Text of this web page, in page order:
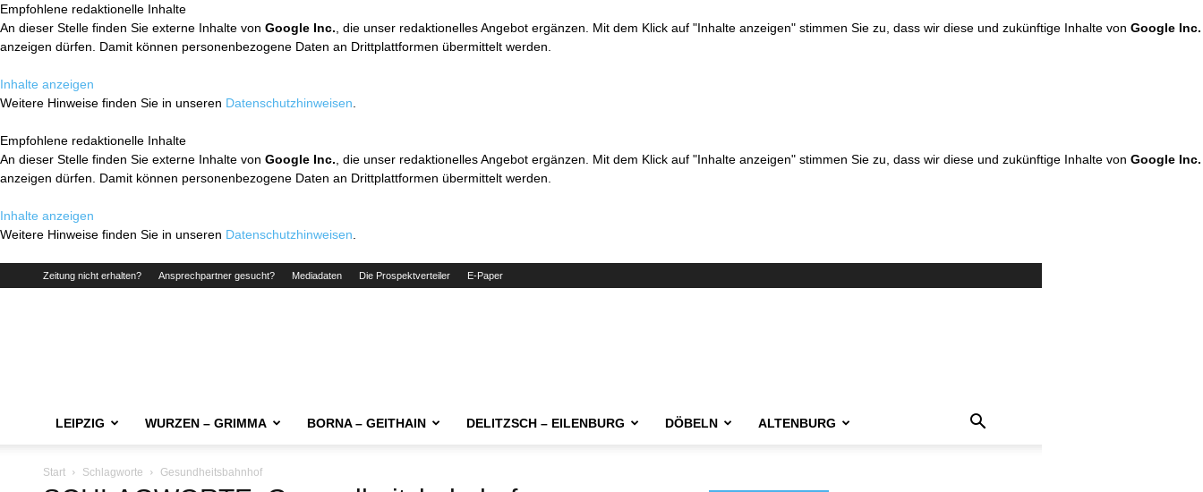
Empfohlene redaktionelle Inhalte
An dieser Stelle finden Sie externe Inhalte von Google Inc. , die unser redaktionelles Angebot ergänzen. Mit dem Klick auf "Inhalte anzeigen" stimmen Sie zu, dass wir diese und zukünftige Inhalte von Google Inc.
anzeigen dürfen. Damit können personenbezogene Daten an Drittplattformen übermittelt werden.
Inhalte anzeigen
Weitere Hinweise finden Sie in unseren Datenschutzhinweisen
Empfohlene redaktionelle Inhalte
An dieser Stelle finden Sie externe Inhalte von Google Inc. , die unser redaktionelles Angebot ergänzen. Mit dem Klick auf "Inhalte anzeigen" stimmen Sie zu, dass wir diese und zukünftige Inhalte von Google Inc.
anzeigen dürfen. Damit können personenbezogene Daten an Drittplattformen übermittelt werden.
Inhalte anzeigen
Weitere Hinweise finden Sie in unseren Datenschutzhinweisen
Zeitung nicht erhalten? Ansprechpartner gesucht? Mediadaten Die Prospektverteiler E-Paper
LEIPZIG WURZEN – GRIMMA BORNA – GEITHAIN DELITZSCH – EILENBURG DÖBELN ALTENBURG
Start Schlagworte Gesundheitsbahnhof